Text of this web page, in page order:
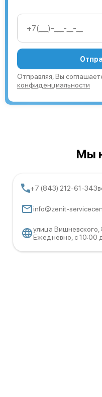
Отправляя, Вы
конфиденциальности
Мы
+7 (843) 212-61-34
info@zenit-
улица Вишневского,
Ежедневно, с 10:00